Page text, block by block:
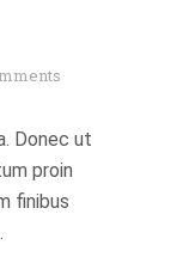
Donec ut
proin
finibus